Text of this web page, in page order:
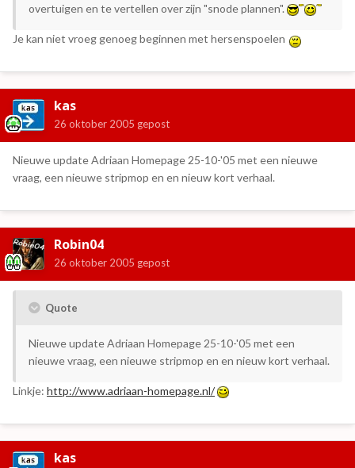
overtuigen en te vertellen over zijn "snode plannen".
Je kan niet vroeg genoeg beginnen met hersenspoelen
kas
26 oktober 2005 gepost
Nieuwe update Adriaan Homepage 25-10-'05 met een nieuwe
vraag, een nieuwe stripmop en en nieuw kort verhaal.
Robin04
26 oktober 2005 gepost
Quote
Nieuwe update Adriaan Homepage 25-10-'05 met een
nieuwe vraag, een nieuwe stripmop en en nieuw kort verhaal.
Linkje: http://www.adriaan-homepage.nl/
kas